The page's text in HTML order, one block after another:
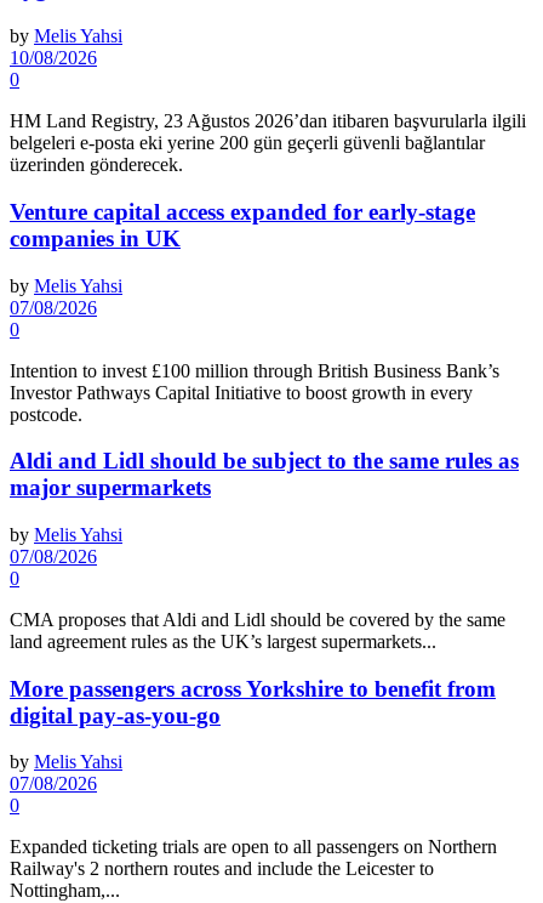
by Melis Yahsi
10/08/2026
0
HM Land Registry, 23 Ağustos 2026’dan itibaren başvurularla ilgili
belgeleri e-posta eki yerine 200 gün geçerli güvenli bağlantılar
üzerinden gönderecek.
Venture capital access expanded for early-stage
companies in UK
by Melis Yahsi
07/08/2026
0
Intention to invest £100 million through British Business Bank’s
Investor Pathways Capital Initiative to boost growth in every
postcode.
Aldi and Lidl should be subject to the same rules as
major supermarkets
by Melis Yahsi
07/08/2026
0
CMA proposes that Aldi and Lidl should be covered by the same
land agreement rules as the UK’s largest supermarkets...
More passengers across Yorkshire to benefit from
digital pay-as-you-go
by Melis Yahsi
07/08/2026
0
Expanded ticketing trials are open to all passengers on Northern
Railway's 2 northern routes and include the Leicester to
Nottingham,...